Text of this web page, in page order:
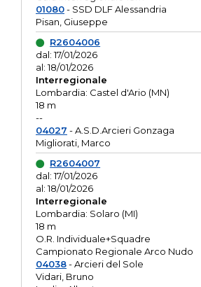
01080- SSD DLF Alessandria
Pisan, Giuseppe
R2604006
dal: 17/01/2026
al: 18/01/2026
Interregionale
Lombardia: Castel d'Ario (MN)
18 m
--
04027 - A.S.D.Arcieri Gonzaga
Migliorati, Marco
R2604007
dal: 17/01/2026
al: 18/01/2026
Interregionale
Lombardia: Solaro (MI)
18 m
O.R. Individuale+Squadre
Campionato Regionale Arco Nudo
04038- Arcieri del Sole
Vidari, Bruno